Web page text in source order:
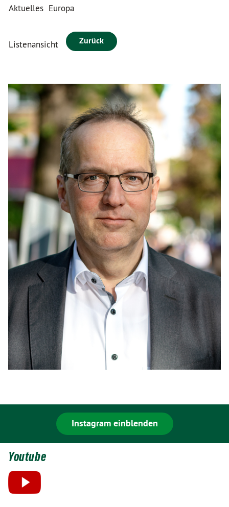
Aktuelles Europa
Listenansicht Zurück
Instagram einblenden
Youtube